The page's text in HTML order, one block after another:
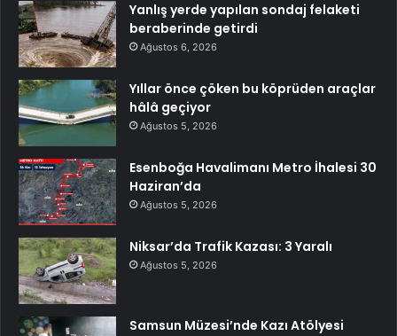
Yanlış yerde yapılan sondaj felaketi
beraberinde getirdi
Ağustos 6, 2026
Yıllar önce çöken bu köprüden araçlar
hâlâ geçiyor
Ağustos 5, 2026
Esenboğa Havalimanı Metro İhalesi 30
Haziran’da
Ağustos 5, 2026
Niksar’da Trafik Kazası: 3 Yaralı
Ağustos 5, 2026
Samsun Müzesi’nde Kazı Atölyesi